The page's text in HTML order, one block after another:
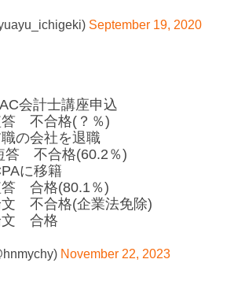
September 19, 2020
会計士講座申込
不合格(？％)
の会社を退職
不合格(60.2％)
に移籍
合格(80.1％)
不合格(企業法免除)
文 合格
November 22, 2023